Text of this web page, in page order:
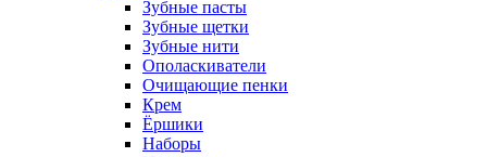
Зубные пасты
Зубные щетки
Зубные нити
Ополаскиватели
Очищающие пенки
Крем
Ёршики
Наборы